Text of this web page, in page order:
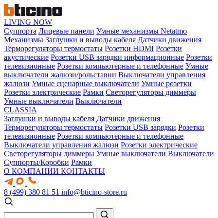
LIVING NOW
Суппорта Лицевые панели Умные механизмы Netatmo
Механизмы Заглушки и выводы кабеля Датчики движения
Терморегуляторы термостаты Розетки HDMI Розетки
акустические Розетки USB зарядки информационные Розетки
телевизионные Розетки компьютерные и телефонные Умные
выключатели жалюзи/рольставни Выключатели управления
жалюзи Умные сценарные выключатели Умные розетки
Розетки электрические Рамки Светорегуляторы диммеры
Умные выключатели Выключатели
CLASSIA
Заглушки и выводы кабеля Датчики движения
Терморегуляторы термостаты Розетки USB зарядки Розетки
телевизионные Розетки компьютерные и телефонные
Выключатели управления жалюзи Розетки электрические
Светорегуляторы диммеры Умные выключатели Выключатели
Суппорты/Коробки Рамки
О КОМПАНИИ КОНТАКТЫ
8 (499) 380 81 51 info@bticino-store.ru